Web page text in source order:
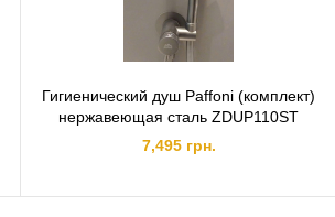
Гигиенический душ Paffoni (комплект)
нержавеющая сталь ZDUP110ST
7,495 грн.